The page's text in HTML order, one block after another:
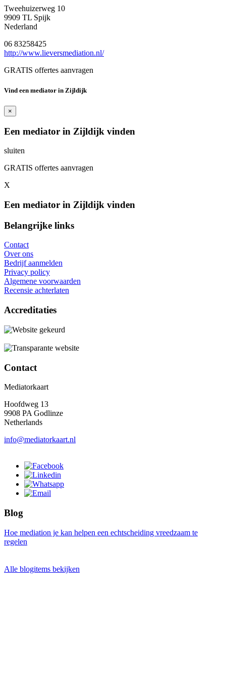
Tweehuizerweg 10
9909 TL Spijk
Nederland
06 83258425
http://www.lieversmediation.nl/
GRATIS offertes aanvragen
Vind een mediator in Zijldijk
×
Een mediator in Zijldijk vinden
sluiten
GRATIS offertes aanvragen
X
Een mediator in Zijldijk vinden
Belangrijke links
Contact
Over ons
Bedrijf aanmelden
Privacy policy
Algemene voorwaarden
Recensie achterlaten
Accreditaties
Contact
Mediatorkaart
Hoofdweg 13
9908 PA Godlinze
Netherlands
info@mediatorkaart.nl
Blog
Hoe mediation je kan helpen een echtscheiding vreedzaam te
regelen
Alle blogitems bekijken